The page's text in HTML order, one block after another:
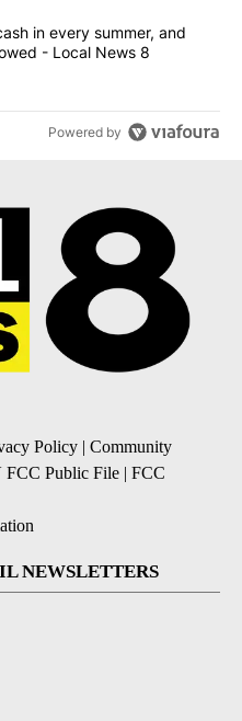
companies cash in every
in every summer, and
- Local News 8
Powered by
Policy | Community
Public File | FCC
NEWSLETTERS